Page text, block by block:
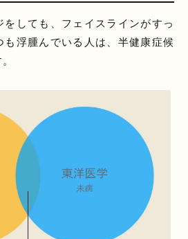
しても、フェイスラインがすっ
も浮腫んでいる人は、半健康症候